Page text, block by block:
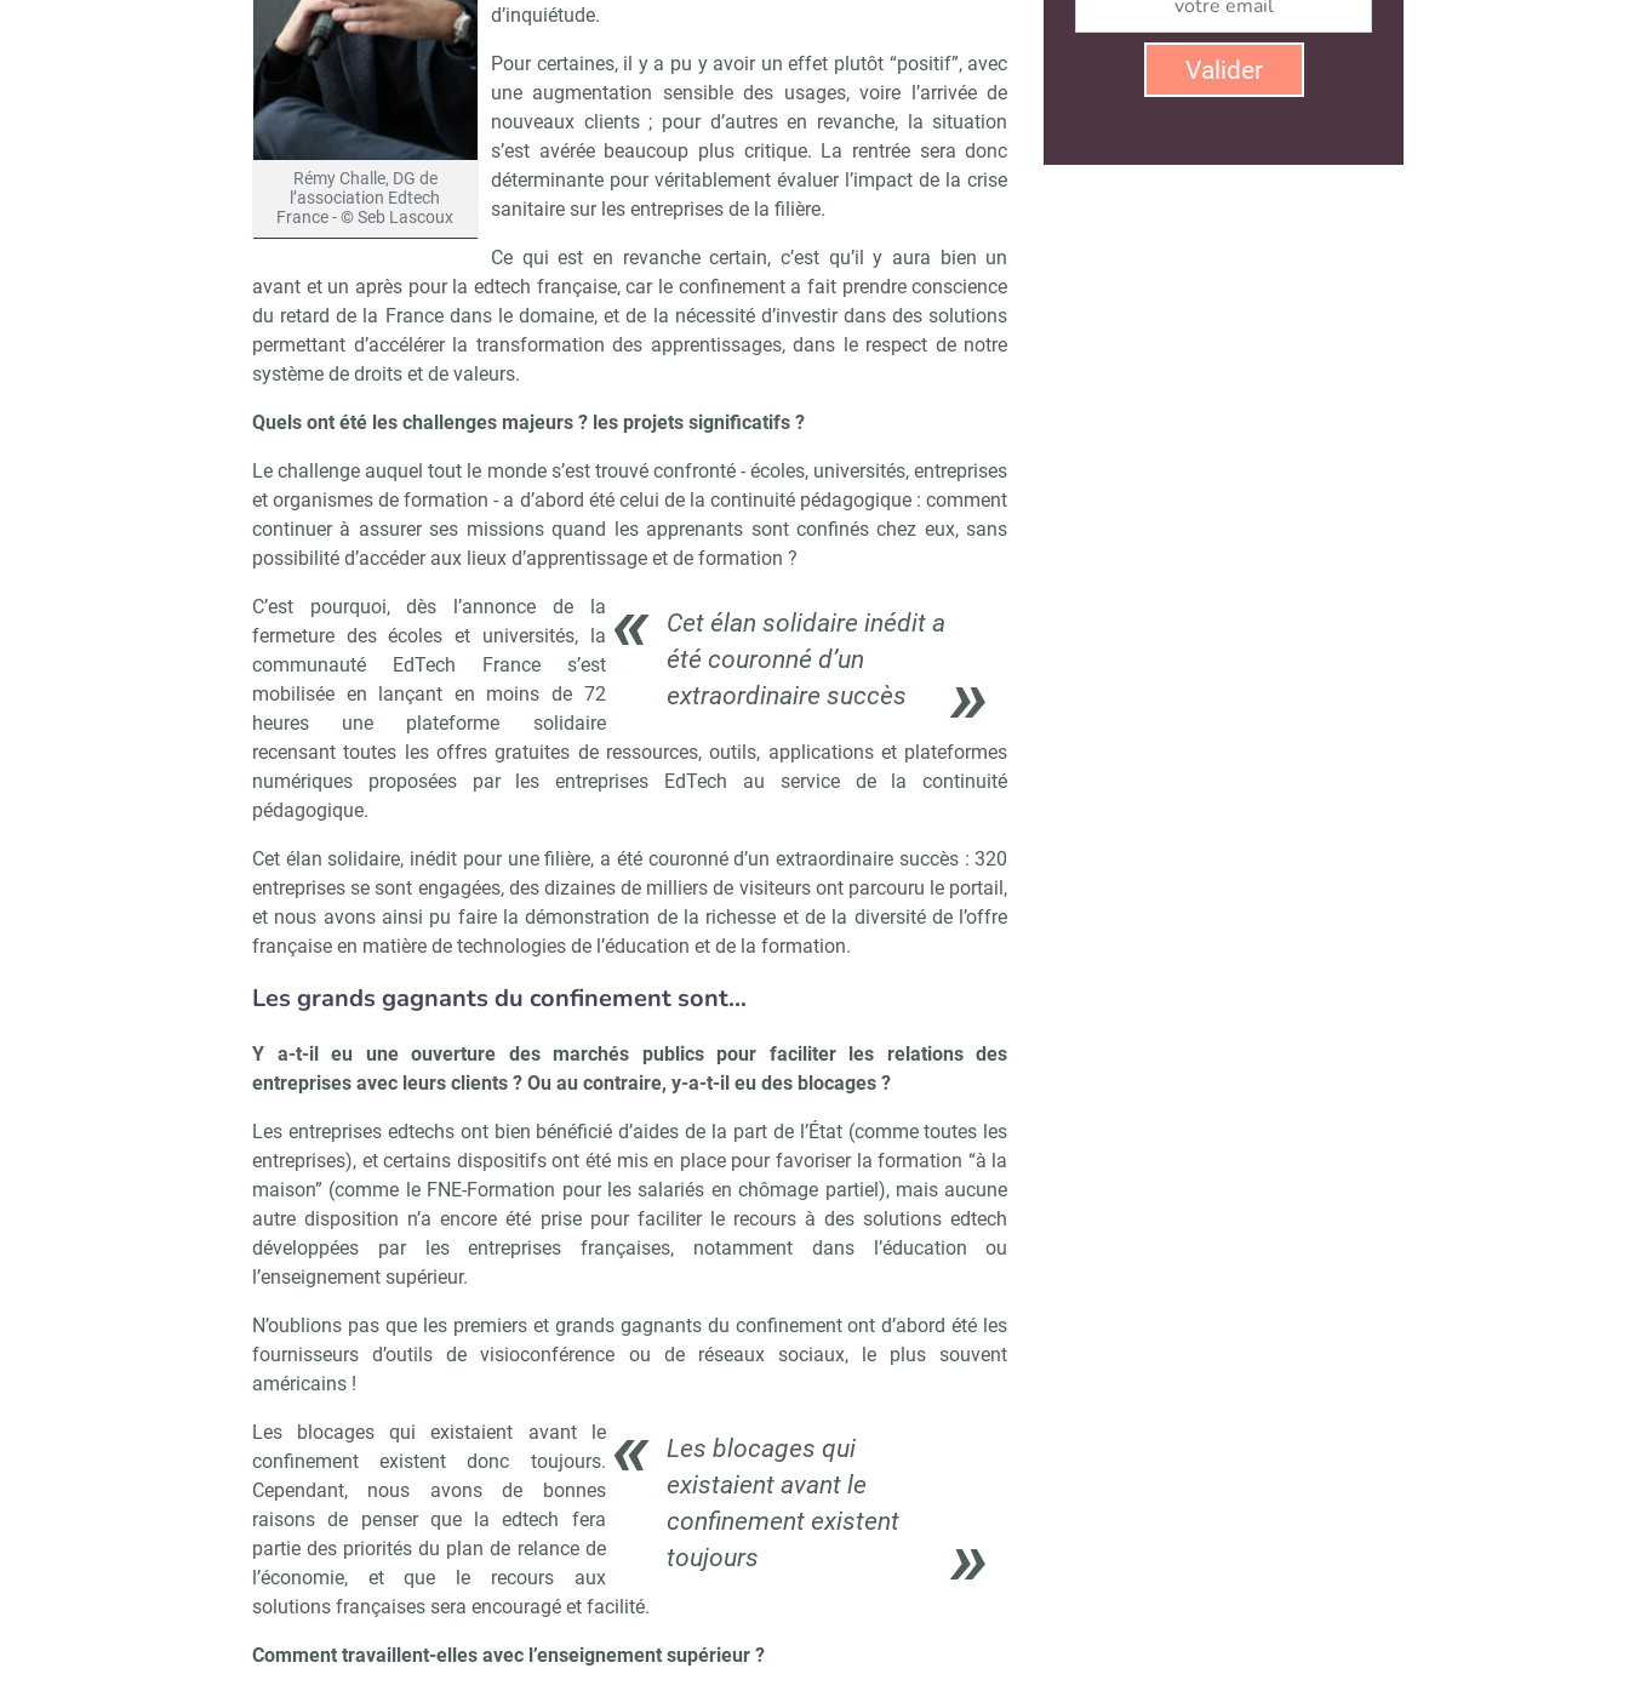
Rémy Challe, DG de
l’association Edtech
France - © Seb Lascoux
d’inquiétude.
Pour certaines, il y a pu y avoir un effet plutôt “positif”, avec
une augmentation sensible des usages, voire l’arrivée de
nouveaux clients ; pour d’autres en revanche, la situation
s’est avérée beaucoup plus critique. La rentrée sera donc
déterminante pour véritablement évaluer l’impact de la crise
sanitaire sur les entreprises de la filière.
Ce qui est en revanche certain, c’est qu’il y aura bien un
avant et un après pour la edtech française, car le confinement a fait prendre conscience
du retard de la France dans le domaine, et de la nécessité d’investir dans des solutions
permettant d’accélérer la transformation des apprentissages, dans le respect de notre
système de droits et de valeurs.
Quels ont été les challenges majeurs ? les projets significatifs ?
Le challenge auquel tout le monde s’est trouvé confronté - écoles, universités, entreprises
et organismes de formation - a d’abord été celui de la continuité pédagogique : comment
continuer à assurer ses missions quand les apprenants sont confinés chez eux, sans
possibilité d’accéder aux lieux d’apprentissage et de formation ?
Cet élan solidaire inédit a
été couronné d’un
extraordinaire succès
C’est pourquoi, dès l’annonce de la
fermeture des écoles et universités, la
communauté EdTech France s’est
mobilisée en lançant en moins de 72
heures une plateforme solidaire
recensant toutes les offres gratuites de ressources, outils, applications et plateformes
numériques proposées par les entreprises EdTech au service de la continuité
pédagogique.
Cet élan solidaire, inédit pour une filière, a été couronné d’un extraordinaire succès : 320
entreprises se sont engagées, des dizaines de milliers de visiteurs ont parcouru le portail,
et nous avons ainsi pu faire la démonstration de la richesse et de la diversité de l’offre
française en matière de technologies de l’éducation et de la formation.
Les grands gagnants du confinement sont…
Y a-t-il eu une ouverture des marchés publics pour faciliter les relations des
entreprises avec leurs clients ? Ou au contraire, y-a-t-il eu des blocages ?
Les entreprises edtechs ont bien bénéficié d’aides de la part de l’État (comme toutes les
entreprises), et certains dispositifs ont été mis en place pour favoriser la formation “à la
maison” (comme le FNE-Formation pour les salariés en chômage partiel), mais aucune
autre disposition n’a encore été prise pour faciliter le recours à des solutions edtech
développées par les entreprises françaises, notamment dans l’éducation ou
l’enseignement supérieur.
N’oublions pas que les premiers et grands gagnants du confinement ont d’abord été les
fournisseurs d’outils de visioconférence ou de réseaux sociaux, le plus souvent
américains !
Les blocages qui
existaient avant le
confinement existent
toujours
Les blocages qui existaient avant le
confinement existent donc toujours.
Cependant, nous avons de bonnes
raisons de penser que la edtech fera
partie des priorités du plan de relance de
l’économie, et que le recours aux
solutions françaises sera encouragé et facilité.
Comment travaillent-elles avec l’enseignement supérieur ?
Recevoir Campus Matin Abonnez-vous à notre newsletter
Non merci, je reçois déjà ! Je déciderai plus tard